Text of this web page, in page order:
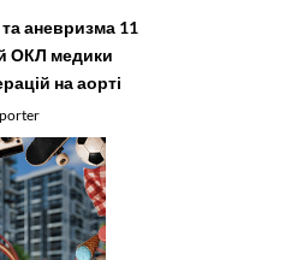
аневризма 11
ОКЛ медики
на аорті